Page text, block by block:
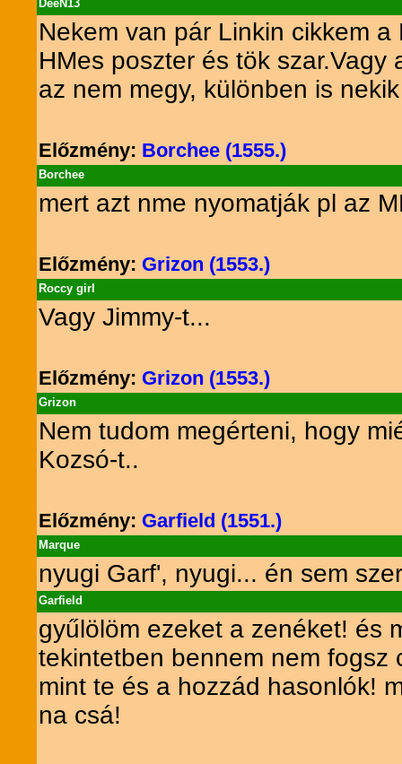
DeeN13
Nekem van pár Linkin cikkem
HMes poszter és tök
az nem megy, különben is
Előzmény: Borchee (1555.)
Borchee
mert azt nme nyomatják pl az
Előzmény: Grizon (1553.)
Roccy girl
Vagy Jimmy-t...
Előzmény: Grizon (1553.)
Grizon
Nem tudom megérteni, hogy
Kozsó-t..
Előzmény: Garfield (1551.)
Marque
nyugi Garf', nyugi... én sem
Garfield
gyűlölöm ezeket a zenéket! és
tekintetben bennem nem fogsz
mint te és a hozzád hasonlók!
na csá!